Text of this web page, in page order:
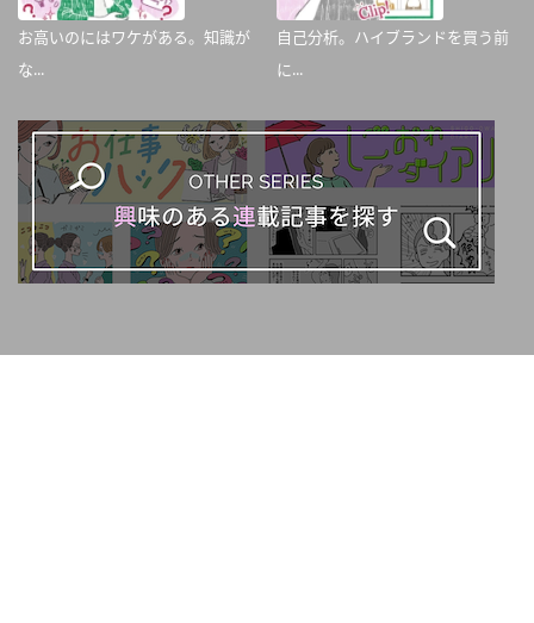
お高いのにはワケがある。知識が
な...
自己分析。ハイブランドを買う前
に...